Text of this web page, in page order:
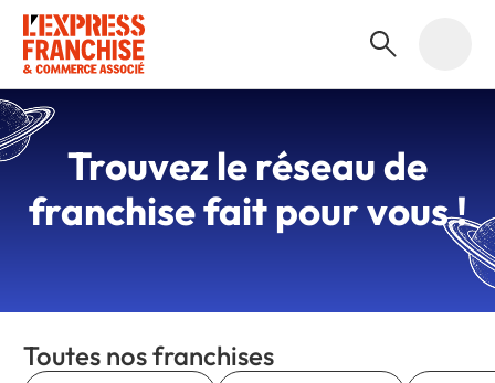
Trouvez leréseau de
franchisefait pour vous !
Toutes nos franchises